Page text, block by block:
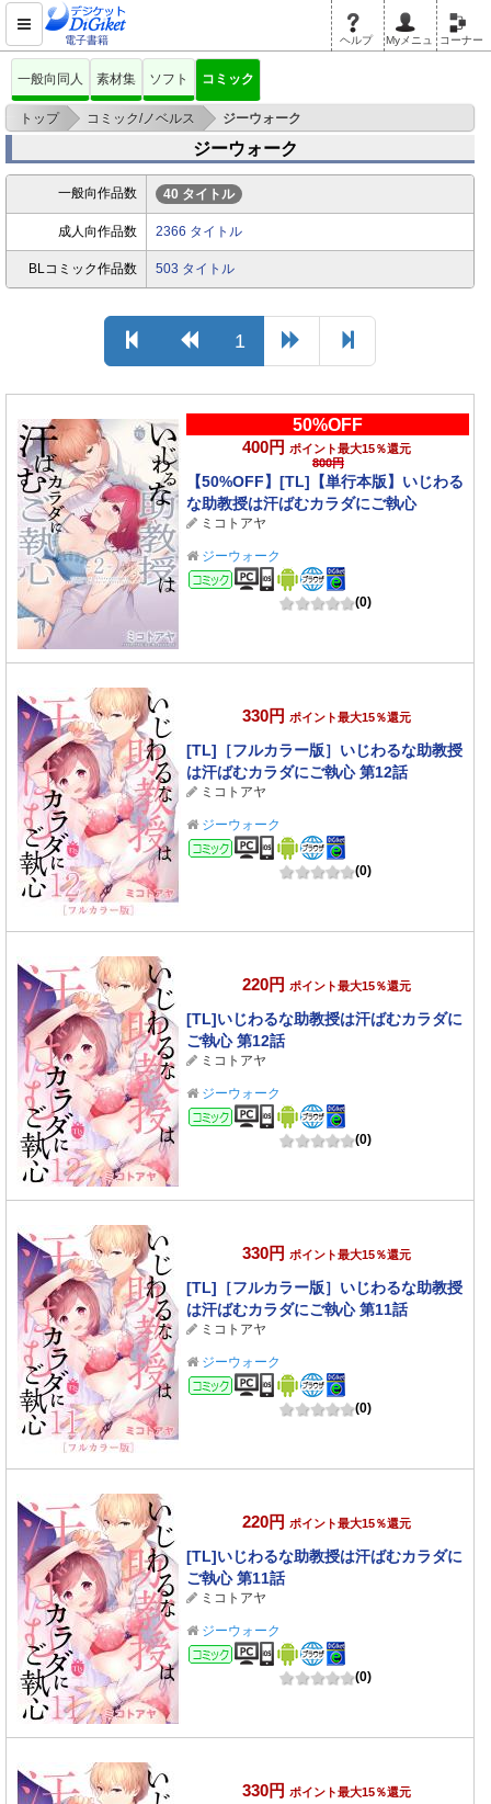
電子書籍 ヘルプ Myメニュ コーナー
一般向同人 素材集 ソフト コミック
トップ > コミック/ノベルス > ジーウォーク
ジーウォーク
一般向作品数 40 タイトル
成人向作品数 2366 タイトル
BLコミック作品数 503 タイトル
1
50%OFF
400円 ポイント最大15％還元
800円
【50%OFF】[TL]【単行本版】いじわる
な助教授は汗ばむカラダにご執心
2【2026サマーCP 8/31まで】
ミコトアヤ
ジーウォーク
コミック
(0)
330円 ポイント最大15％還元
[TL]［フルカラー版］いじわるな助教授
は汗ばむカラダにご執心 第12話
ミコトアヤ
ジーウォーク
コミック
(0)
220円 ポイント最大15％還元
[TL]いじわるな助教授は汗ばむカラダに
ご執心 第12話
ミコトアヤ
ジーウォーク
コミック
(0)
330円 ポイント最大15％還元
[TL]［フルカラー版］いじわるな助教授
は汗ばむカラダにご執心 第11話
ミコトアヤ
ジーウォーク
コミック
(0)
220円 ポイント最大15％還元
[TL]いじわるな助教授は汗ばむカラダに
ご執心 第11話
ミコトアヤ
ジーウォーク
コミック
(0)
330円 ポイント最大15％還元